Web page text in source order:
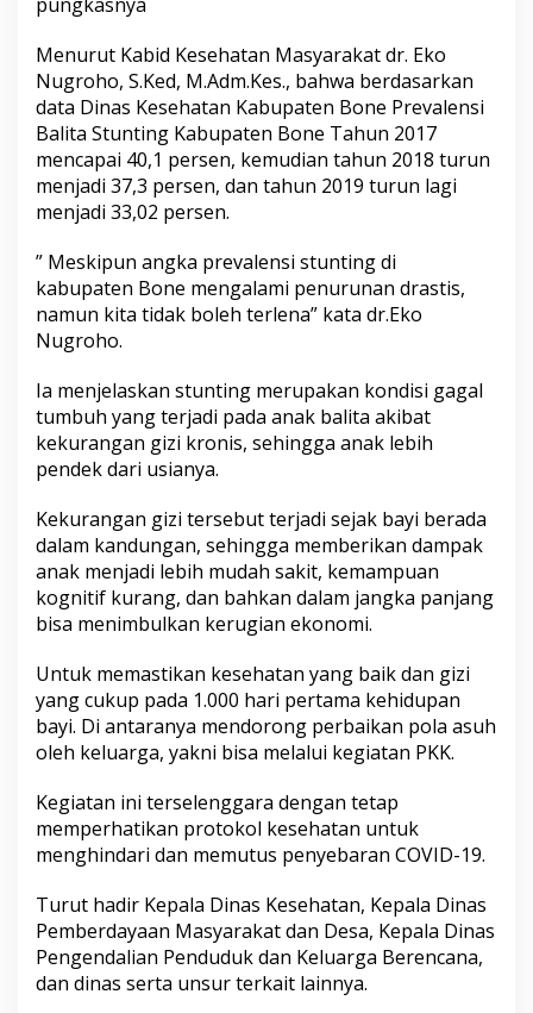
Menurut Kabid Kesehatan Masyarakat dr. Eko
Nugroho, S.Ked, M.Adm.Kes., bahwa berdasarkan
data Dinas Kesehatan Kabupaten Bone Prevalensi
Balita Stunting Kabupaten Bone Tahun 2017
mencapai 40,1 persen, kemudian tahun 2018 turun
menjadi 37,3 persen, dan tahun 2019 turun lagi
menjadi 33,02 persen.
” Meskipun angka prevalensi stunting di
kabupaten Bone mengalami penurunan drastis,
namun kita tidak boleh terlena” kata dr.Eko
Nugroho.
Ia menjelaskan stunting merupakan kondisi gagal
tumbuh yang terjadi pada anak balita akibat
kekurangan gizi kronis, sehingga anak lebih
pendek dari usianya.
Kekurangan gizi tersebut terjadi sejak bayi berada
dalam kandungan, sehingga memberikan dampak
anak menjadi lebih mudah sakit, kemampuan
kognitif kurang, dan bahkan dalam jangka panjang
bisa menimbulkan kerugian ekonomi.
Untuk memastikan kesehatan yang baik dan gizi
yang cukup pada 1.000 hari pertama kehidupan
bayi. Di antaranya mendorong perbaikan pola asuh
oleh keluarga, yakni bisa melalui kegiatan PKK.
Kegiatan ini terselenggara dengan tetap
memperhatikan protokol kesehatan untuk
menghindari dan memutus penyebaran COVID-19.
Turut hadir Kepala Dinas Kesehatan, Kepala Dinas
Pemberdayaan Masyarakat dan Desa, Kepala Dinas
Pengendalian Penduduk dan Keluarga Berencana,
dan dinas serta unsur terkait lainnya.